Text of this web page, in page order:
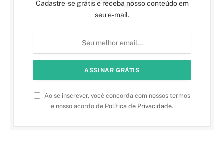
Cadastre-se grátis e receba nosso conteúdo em
seu e-mail.
Ao se inscrever, você concorda com nossos termos
e nosso acordo de Política de Privacidade.